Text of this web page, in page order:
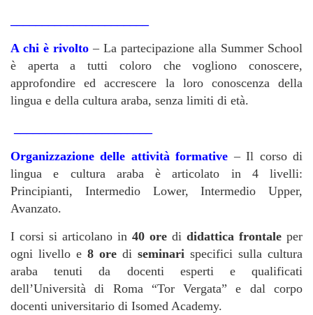
A chi è rivolto – La partecipazione alla Summer School
è aperta a tutti coloro che vogliono conoscere,
approfondire ed accrescere la loro conoscenza della
lingua e della cultura araba, senza limiti di età.
Organizzazione delle attività formative – Il corso di
lingua e cultura araba è articolato in 4 livelli:
Principianti, Intermedio Lower, Intermedio Upper,
Avanzato.
I corsi si articolano in 40 ore di didattica frontale per
ogni livello e 8 ore di seminari specifici sulla cultura
araba tenuti da docenti esperti e qualificati
dell’Università di Roma “Tor Vergata” e dal corpo
docenti universitario di Isomed Academy.